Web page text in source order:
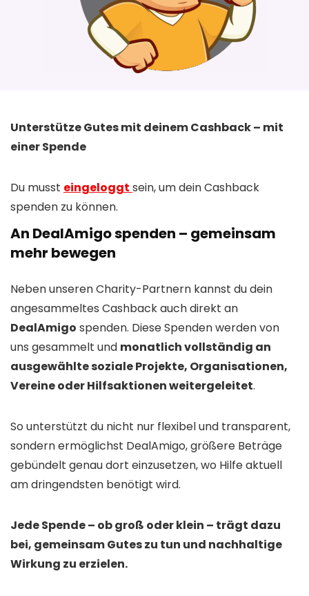
Unterstütze Gutes mit deinem Cashback – mit
einer Spende
Du musst eingeloggt sein, um dein Cashback
spenden zu können.
An DealAmigo spenden – gemeinsam
mehr bewegen
Neben unseren Charity-Partnern kannst du dein
angesammeltes Cashback auch direkt an
DealAmigo spenden. Diese Spenden werden von
uns gesammelt und monatlich vollständig an
ausgewählte soziale Projekte, Organisationen,
Vereine oder Hilfsaktionen weitergeleitet.
So unterstützt du nicht nur flexibel und transparent,
sondern ermöglichst DealAmigo, größere Beträge
gebündelt genau dort einzusetzen, wo Hilfe aktuell
am dringendsten benötigt wird.
Jede Spende – ob groß oder klein – trägt dazu
bei, gemeinsam Gutes zu tun und nachhaltige
Wirkung zu erzielen.